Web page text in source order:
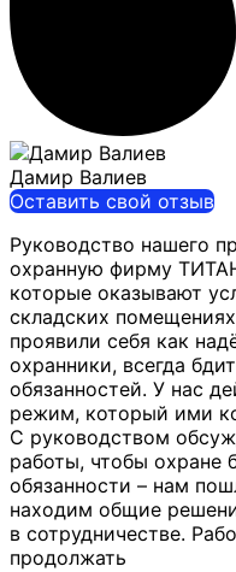
Дамир Валиев
Оставить свой отзыв
Руководство нашего
охранную фирму
которые оказывают
складских
проявили себя как
охранники, всегда
обязанностей. У нас
режим, который ими
С руководством
работы, чтобы охране
обязанности – нам
находим общие
в сотрудничестве.
продолжать